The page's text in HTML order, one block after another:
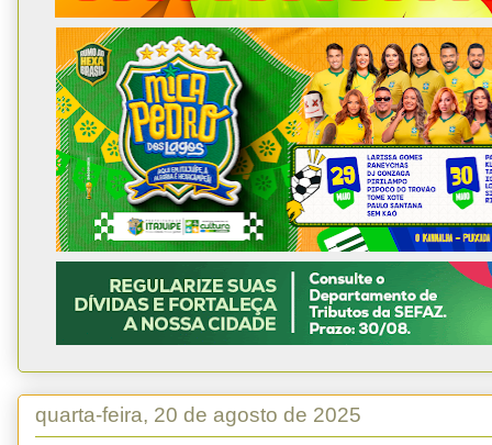
quarta-feira, 20 de agosto de 2025